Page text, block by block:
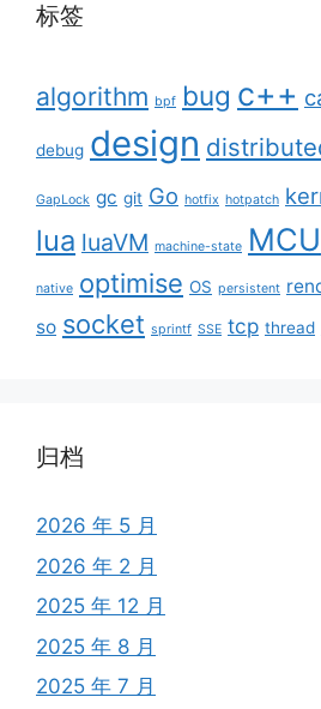
标签
algorithm bpf bug c++
debug design
GapLock gc git Go hotfix hotpatch
lua luaVM machine-state MCU
native optimise OS persistent
so socket sprintf SSE tcp thread
归档
2026 年 5 月
2026 年 2 月
2025 年 12 月
2025 年 8 月
2025 年 7 月